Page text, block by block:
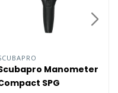
Manometer
SPG